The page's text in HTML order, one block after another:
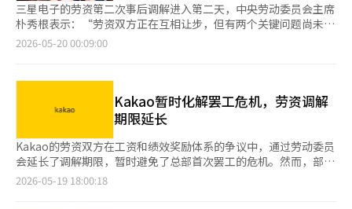
三星电子的劳资第二次事后调解进入第二天，中央劳动委员会主席
朴秀根表示：“劳资双方正在互相让步，但有两个关键问题尚未缩
小分歧。”他还提到：“达成协议的可能性仍然存在。” 朴主席
歧。” 中央劳动委员会当天上午10时在政府世宗厅召开三星电子
2026年第二次事后调解第二天的会议，会议为非公开进行。 朴主
席在休息时间走出会议室时表示：“必须提出调解方案，”并补充
说：“虽然现在还不确定，但晚上有可能。”他提到劳资之间的分
歧有所缩小，且各部门的分配率谈判也在进行中。 三星电子工会
共同斗争本部的崔胜浩委员长在会议前没有发表特别言论，他表
示：“我们将尽力制定令会员尽可能满意的方案。”当被问及是否
坚持绩效奖金制度化时，他回答：“是的。”休息时间后，他也没
2026-05-20 00:09:00
Kakao暂时化解罢工危机，劳资调解
期限延长
Kakao的劳资双方在工资和绩效奖励体系的争议中，通过劳动委员
会延长了调解期限，暂时避免了总部首次罢工的危机。然而，部分
子公司的调解接连未果，连锁罢工的担忧依然存在。 19日，业界
2026-05-19 18:00:18